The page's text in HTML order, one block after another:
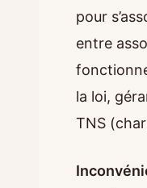
pour
entre
la loi,
TNS